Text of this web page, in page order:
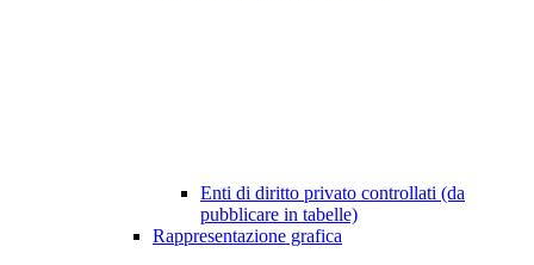
Enti di diritto privato controllati (da
pubblicare in tabelle)
Rappresentazione grafica